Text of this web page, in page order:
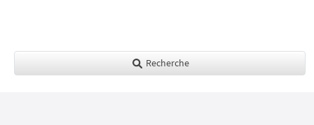
Recherche